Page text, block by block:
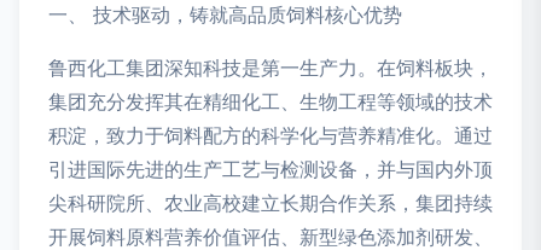
一、 技术驱动，铸就高品质饲料核心优势
鲁西化工集团深知科技是第一生产力。在饲料板块，
集团充分发挥其在精细化工、生物工程等领域的技术
积淀，致力于饲料配方的科学化与营养精准化。通过
引进国际先进的生产工艺与检测设备，并与国内外顶
尖科研院所、农业高校建立长期合作关系，集团持续
开展饲料原料营养价值评估、新型绿色添加剂研发、